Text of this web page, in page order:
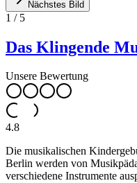
Nächstes Bild
1 / 5
Das Klingende
Unsere Bewertung
4.8
Die musikalischen
Berlin werden von
verschiedene Instrumente